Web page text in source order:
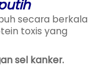
secara berkala
toxis yang
sel kanker.